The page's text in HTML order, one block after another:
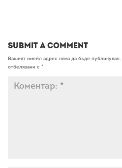
Submit a Comment
Вашият имейл адрес няма да бъде публикуван.
отбелязани с *